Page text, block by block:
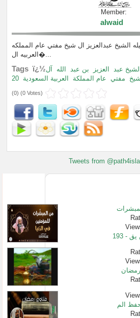
Member:
alwaid
الشيخ عبدالعزيز ال شيخ مفتي عام المملكه
العربيه ال�...
Tags ï¿½ الشيخ عبد العزيز بن عبد الله
آل
مفتي عام المملكة العربية السعودية 20
(0) (0 Votes)
Tweets from